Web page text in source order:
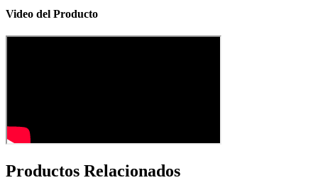
Video del Producto
Productos Relacionados